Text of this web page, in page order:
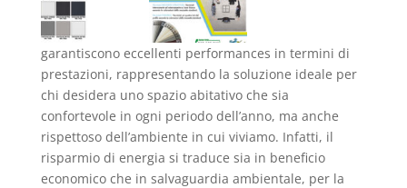
garantiscono eccellenti performances in termini di
prestazioni, rappresentando la soluzione ideale per
chi desidera uno spazio abitativo che sia
confortevole in ogni periodo dell’anno, ma anche
rispettoso dell’ambiente in cui viviamo. Infatti, il
risparmio di energia si traduce sia in beneficio
economico che in salvaguardia ambientale, per la